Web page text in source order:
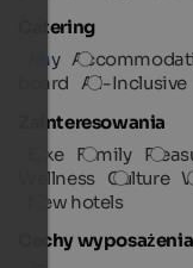
Catering
Any
board All-Inclusive
Zainteresowania
Bike Family
Wellness Culture
New hotels
Cechy wyposażenia